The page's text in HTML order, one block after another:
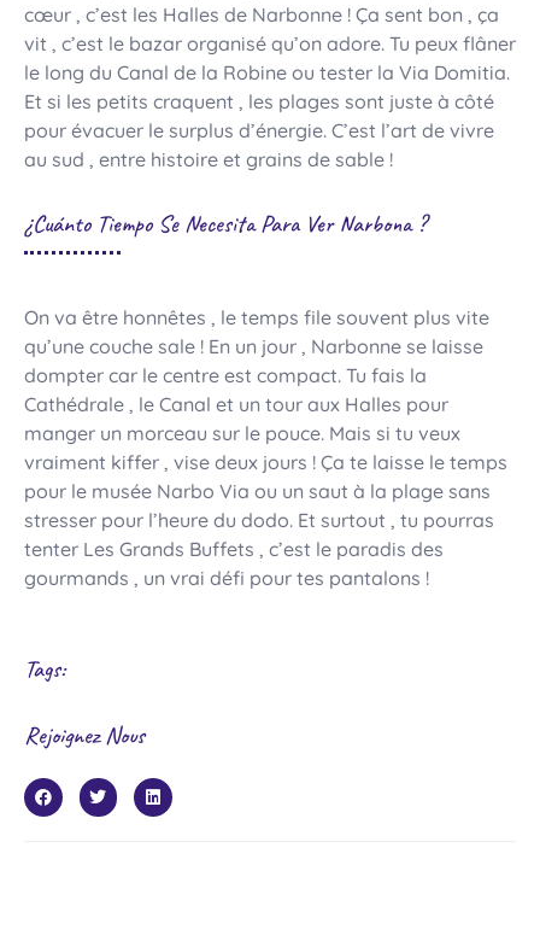
cœur , c’est les Halles de Narbonne ! Ça sent bon , ça
vit , c’est le bazar organisé qu’on adore. Tu peux flâner
le long du Canal de la Robine ou tester la Via Domitia.
Et si les petits craquent , les plages sont juste à côté
pour évacuer le surplus d’énergie. C’est l’art de vivre
au sud , entre histoire et grains de sable !
¿Cuánto Tiempo Se Necesita Para Ver Narbona ?
On va être honnêtes , le temps file souvent plus vite
qu’une couche sale ! En un jour , Narbonne se laisse
dompter car le centre est compact. Tu fais la
Cathédrale , le Canal et un tour aux Halles pour
manger un morceau sur le pouce. Mais si tu veux
vraiment kiffer , vise deux jours ! Ça te laisse le temps
pour le musée Narbo Via ou un saut à la plage sans
stresser pour l’heure du dodo. Et surtout , tu pourras
tenter Les Grands Buffets , c’est le paradis des
gourmands , un vrai défi pour tes pantalons !
Tags:
Rejoignez Nous